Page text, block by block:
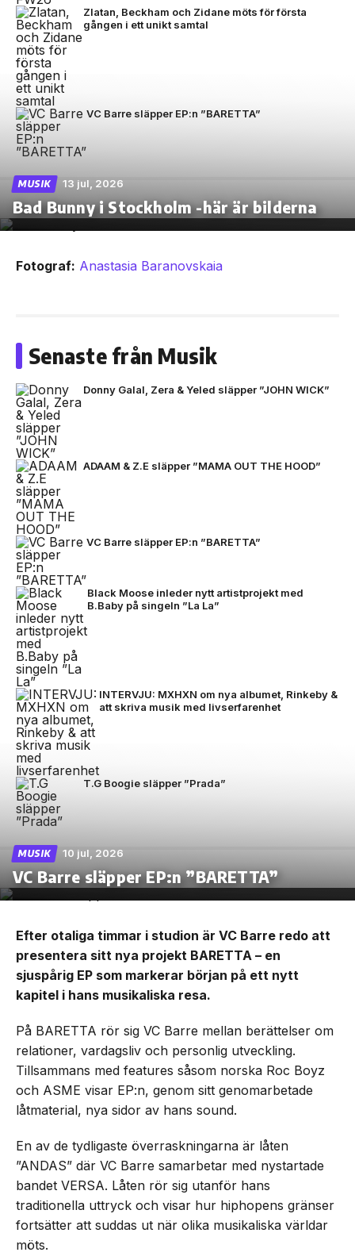
Zlatan, Beckham och Zidane möts för första
gången i ett unikt samtal
VC Barre släpper EP:n ”BARETTA”
MUSIK 13 jul, 2026
Bad Bunny i Stockholm -här är bilderna
Fotograf: Anastasia Baranovskaia
Senaste från Musik
Donny Galal, Zera & Yeled släpper ”JOHN WICK”
ADAAM & Z.E släpper ”MAMA OUT THE HOOD”
VC Barre släpper EP:n ”BARETTA”
Black Moose inleder nytt artistprojekt med
B.Baby på singeln ”La La”
INTERVJU: MXHXN om nya albumet, Rinkeby &
att skriva musik med livserfarenhet
T.G Boogie släpper ”Prada”
MUSIK 10 jul, 2026
VC Barre släpper EP:n ”BARETTA”
Efter otaliga timmar i studion är VC Barre redo att
presentera sitt nya projekt BARETTA – en
sjuspårig EP som markerar början på ett nytt
kapitel i hans musikaliska resa.
På BARETTA rör sig VC Barre mellan berättelser om
relationer, vardagsliv och personlig utveckling.
Tillsammans med features såsom norska Roc Boyz
och ASME visar EP:n, genom sitt genomarbetade
låtmaterial, nya sidor av hans sound.
En av de tydligaste överraskningarna är låten
”ANDAS” där VC Barre samarbetar med nystartade
bandet VERSA. Låten rör sig utanför hans
traditionella uttryck och visar hur hiphopens gränser
fortsätter att suddas ut när olika musikaliska världar
möts.